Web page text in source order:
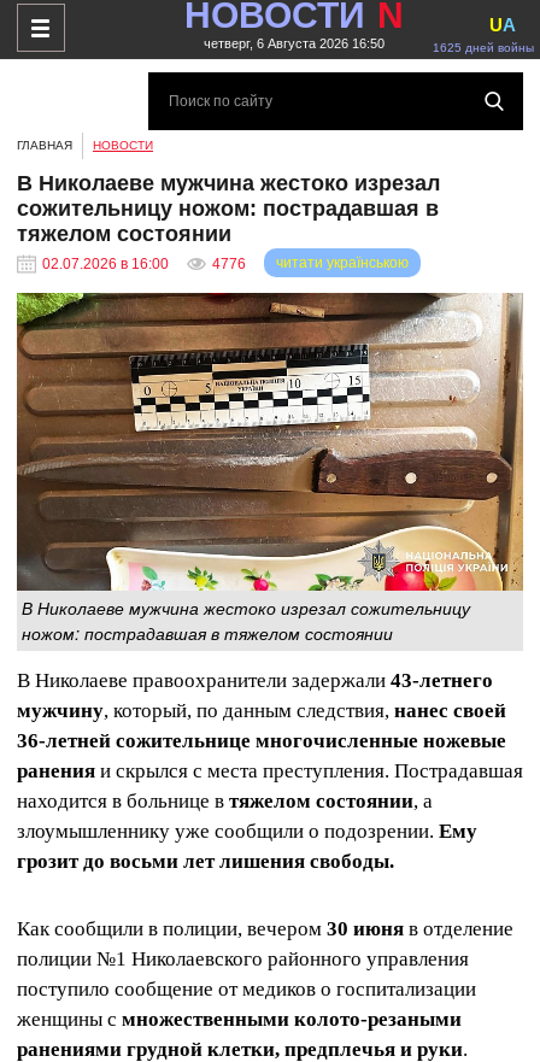
НОВОСТИ N
четверг, 6 Августа 2026 16:50 1625 дней войны
UA
ГЛАВНАЯ НОВОСТИ
В Николаеве мужчина жестоко изрезал
сожительницу ножом: пострадавшая в
тяжелом состоянии
02.07.2026 в 16:00 4776 читати українською
В Николаеве мужчина жестоко изрезал сожительницу
ножом: пострадавшая в тяжелом состоянии
В Николаеве правоохранители задержали 43-летнего
мужчину, который, по данным следствия, нанес своей
36-летней сожительнице многочисленные ножевые
ранения и скрылся с места преступления. Пострадавшая
находится в больнице в тяжелом состоянии, а
злоумышленнику уже сообщили о подозрении. Ему
грозит до восьми лет лишения свободы.
Как сообщили в полиции, вечером 30 июня в отделение
полиции №1 Николаевского районного управления
поступило сообщение от медиков о госпитализации
женщины с множественными колото-резаными
ранениями грудной клетки, предплечья и руки.